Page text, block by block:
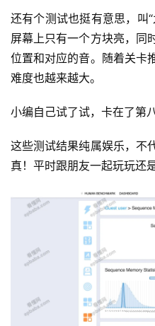
运
营
产
还有个测试也挺有意思，叫
屏幕上只有一个方块亮，同
位置和对应的音。随着关卡
难度也越来越大。
小编自己试了试，卡在了第
这些测试结果纯属娱乐，不
真！平时跟朋友一起玩玩还